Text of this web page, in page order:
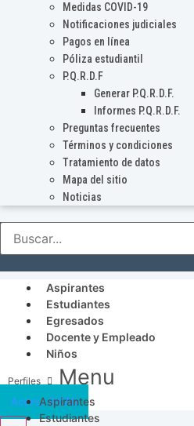
Medidas COVID-19
Notificaciones judiciales
Pagos en línea
Póliza estudiantil
P.Q.R.D.F
Generar P.Q.R.D.F.
Informes P.Q.R.D.F.
Preguntas frecuentes
Términos y condiciones
Tratamiento de datos
Mapa del sitio
Noticias
Aspirantes
Estudiantes
Egresados
Docente y Empleado
Niños
Menu
Aspirantes
Estudiantes
Acceso SICAU